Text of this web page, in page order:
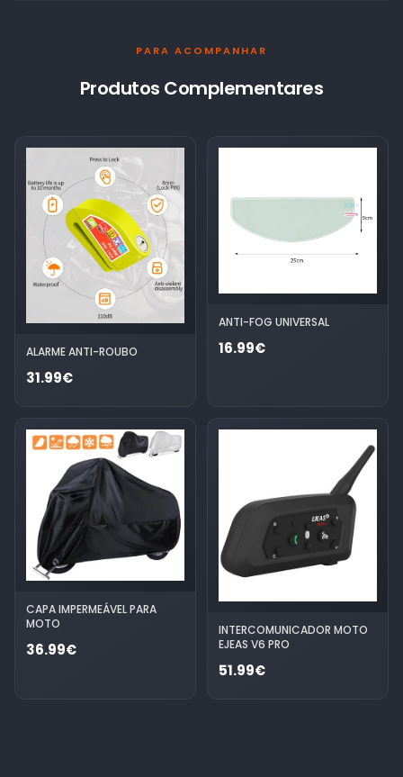
PARA ACOMPANHAR
Produtos Complementares
ALARME ANTI-ROUBO
31.99€
ANTI-FOG UNIVERSAL
16.99€
CAPA IMPERMEÁVEL PARA
MOTO
36.99€
INTERCOMUNICADOR MOTO
EJEAS V6 PRO
51.99€